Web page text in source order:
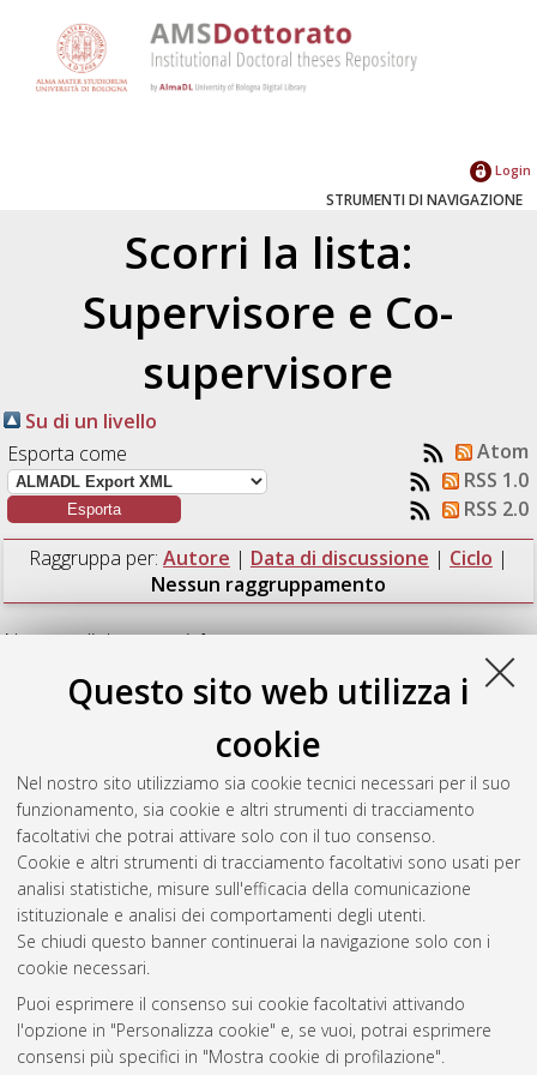
Questo sito web utilizza i
cookie
Nel nostro sito utilizziamo sia cookie tecnici necessari per il suo
funzionamento, sia cookie e altri strumenti di tracciamento
facoltativi che potrai attivare solo con il tuo consenso.
Cookie e altri strumenti di tracciamento facoltativi sono usati per
analisi statistiche, misure sull'efficacia della comunicazione
istituzionale e analisi dei comportamenti degli utenti.
Se chiudi questo banner continuerai la navigazione solo con i
cookie necessari.
Puoi esprimere il consenso sui cookie facoltativi attivando
l'opzione in "Personalizza cookie" e, se vuoi, potrai esprimere
consensi più specifici in "Mostra cookie di profilazione".
Login
STRUMENTI DI NAVIGAZIONE
Scorri la lista:
Supervisore e Co-
supervisore
Su di un livello
Esporta come
Atom
RSS 1.0
RSS 2.0
Raggruppa per: Autore | Data di discussione | Ciclo |
Nessun raggruppamento
Numero di documenti:1.
Comandini, Patrizia(2012)Development of instrumental and
sensory analytical methods of food obtained by traditional and
, [Dissertation thesis], Alma Mater
Studiorum Università di Bologna. Dottorato di ricerca in
Scienze e biotecnologie degli alimenti, 24 Ciclo. DOI
10.6092/unibo/amsdottorato/4439.
Questa lista e' stata generata il Thu Aug 6 20:46:44 2026
Atom
Rss 1.0
Rss 2.0